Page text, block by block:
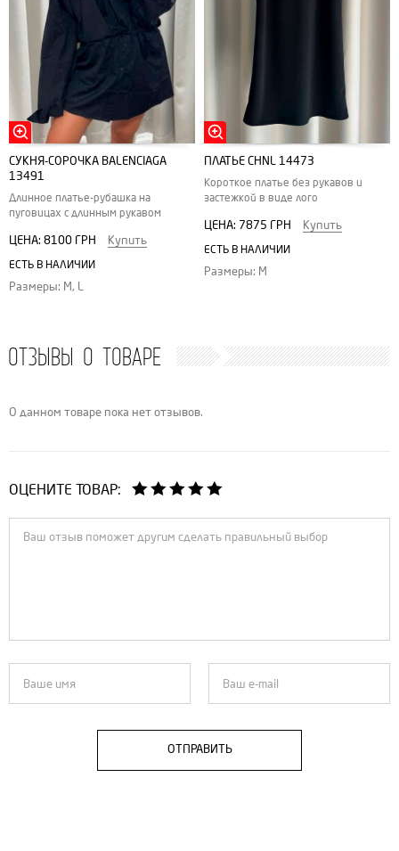
СУКНЯ-СОРОЧКА BALENCIAGA
13491
Длинное платье-рубашка на
пуговицах с длинным рукавом
ЦЕНА: 8100 ГРН Купить
ЕСТЬ В НАЛИЧИИ
Размеры: M, L
ПЛАТЬЕ CHNL 14473
Короткое платье без рукавов и
застежкой в виде лого
ЦЕНА: 7875 ГРН Купить
ЕСТЬ В НАЛИЧИИ
Размеры: M
ОТЗЫВЫ О ТОВАРЕ
О данном товаре пока нет отзывов.
ОЦЕНИТЕ ТОВАР:
ОТПРАВИТЬ